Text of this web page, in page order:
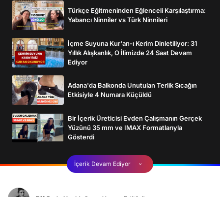
Türkçe Eğitmeninden Eğlenceli Karşılaştırma:
Yabancı Ninniler vs Türk Ninnileri
İçme Suyuna Kur'an-ı Kerim Dinletiliyor: 31
Yıllık Alışkanlık, O İlimizde 24 Saat Devam
Ediyor
Adana'da Balkonda Unutulan Terlik Sıcağın
Etkisiyle 4 Numara Küçüldü
Bir İçerik Üreticisi Evden Çalışmanın Gerçek
Yüzünü 35 mm ve IMAX Formatlarıyla
Gösterdi
İçerik Devam Ediyor